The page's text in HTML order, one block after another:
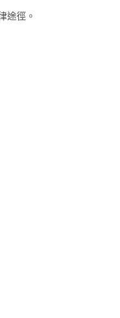
途徑。